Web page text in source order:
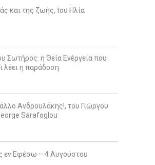
και της ζωής, tου Ηλία
Σωτήρος: η Θεία Ενέργεια που
λέει η παράδοση
Ανδρουλάκης!, του Γιώργου
Sarafoglou
εν Εφέσω – 4 Αυγούστου